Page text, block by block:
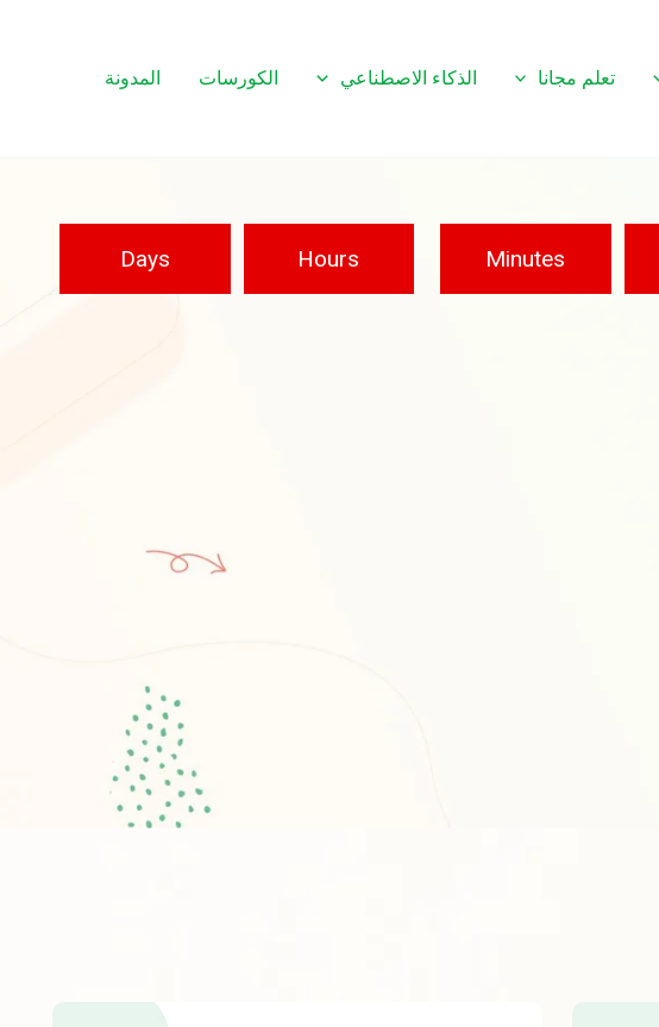
تعلم مجانا الذكاء الاصطناعي الكورسات المدونة
Days Hours Minutes